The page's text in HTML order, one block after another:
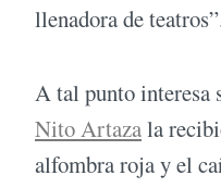
llenadora de
A tal punto interesa
Nito Artazala
alfombra roja y el